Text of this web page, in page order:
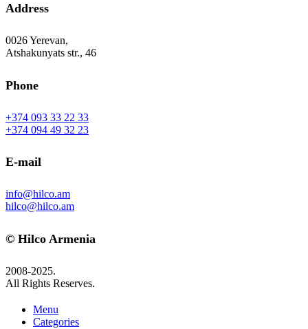
Address
0026 Yerevan,
Atshakunyats str., 46
Phone
+374 093 33 22 33
+374 094 49 32 23
E-mail
info@hilco.am
hilco@hilco.am
© Hilco Armenia
2008-2025.
All Rights Reserves.
Menu
Categories